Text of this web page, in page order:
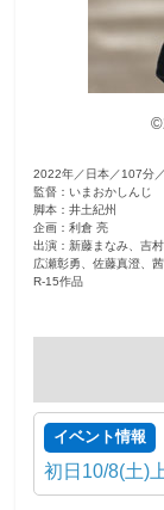
こ
の
街
で
2022年／日本／107分
監督：いまおかしんじ
脚本：井土紀州
企画：利倉 亮
出演：新藤まなみ、吉
広瀬彰勇、佐藤真澄、
R-15作品
イベント情報
初日10/8(土)